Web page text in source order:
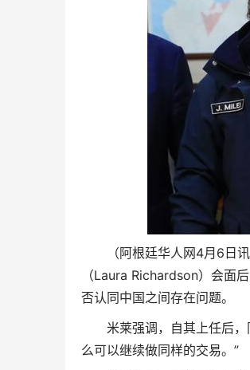
（阿根廷华人网4月6日
（Laura Richardson）会面
否认同中国之间存在问题。
米莱强调，自其上任后
么可以继续做同样的交易。”